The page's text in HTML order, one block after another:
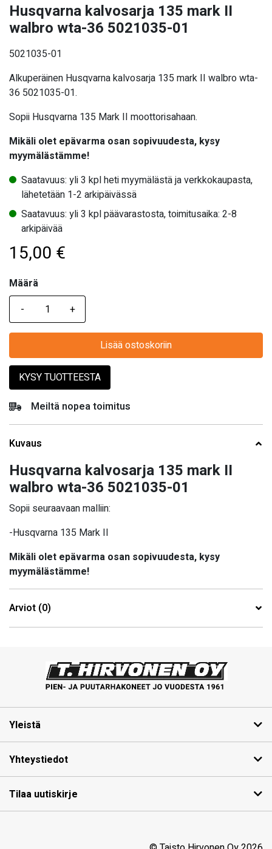
Husqvarna kalvosarja 135 mark II
walbro wta-36 5021035-01
5021035-01
Alkuperäinen Husqvarna kalvosarja 135 mark II walbro wta-
36 5021035-01.
Sopii Husqvarna 135 Mark II moottorisahaan.
Mikäli olet epävarma osan sopivuudesta, kysy
myymälästämme!
Saatavuus: yli 3 kpl heti myymälästä ja verkkokaupasta,
lähetetään 1-2 arkipäivässä
Saatavuus: yli 3 kpl päävarastosta, toimitusaika: 2-8
arkipäivää
15,00 €
Määrä
Määrä
Lisää ostoskoriin
KYSY TUOTTEESTA
Meiltä nopea toimitus
Kuvaus
Husqvarna kalvosarja 135 mark II
walbro wta-36 5021035-01
Sopii seuraavaan malliin:
-Husqvarna 135 Mark II
Mikäli olet epävarma osan sopivuudesta, kysy
myymälästämme!
Arviot (0)
Yleistä
Yhteystiedot
Tilaa uutiskirje